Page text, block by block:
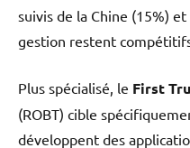
suivis de la Chine (15%)
gestion restent
Plus spécialisé, le First
(ROBT) cible
développent des